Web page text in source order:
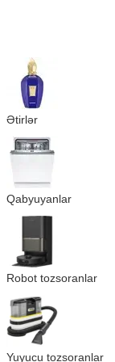
Ətirlər
Qabyuyanlar
Robot tozsoranlar
Yuyucu tozsoranlar